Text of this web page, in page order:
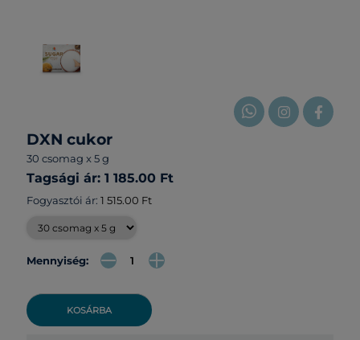
DXN cukor
30 csomag x 5 g
Tagsági ár: 1 185.00 Ft
Fogyasztói ár: 1 515.00 Ft
Mennyiség:
KOSÁRBA